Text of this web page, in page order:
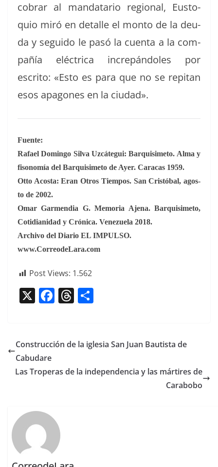
cobrar al man­datario region­al, Eusto­
quio miró en detalle el mon­to de la deu­
da y segui­do le pasó la cuen­ta a la com­
pañía eléc­tri­ca increpán­doles por
escrito: «Esto es para que no se repi­tan
esos apagones en la ciudad».
Fuente:
Rafael Domin­go Sil­va Uzcátegui: Bar­quisime­to. Alma y
fisonomía del Bar­quisime­to de Ayer. Cara­cas 1959.
Otto Acos­ta: Eran Otros Tiem­pos. San Cristóbal, agos­
to de 2002.
Omar Gar­men­dia G. Memo­ria Aje­na. Bar­quisime­to,
Cotid­i­an­idad y Cróni­ca. Venezuela 2018.
Archi­vo del Diario EL IMPULSO.
www.CorreodeLara.com
Post Views: 1.562
X F
e
o
T
a
s
p
tir
Construcción de la iglesia San Juan Bautista de
Cabudare
Las Troperas de la independencia y las mártires de
Carabobo